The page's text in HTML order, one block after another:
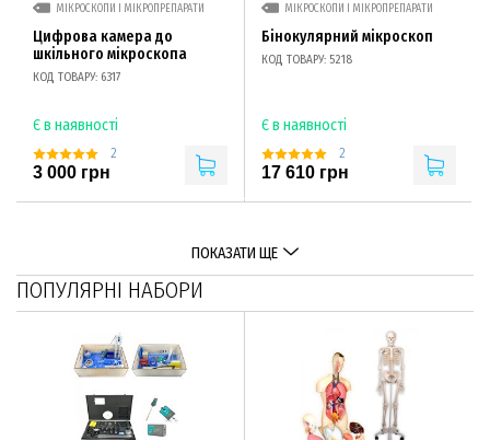
МІКРОСКОПИ І МІКРОПРЕПАРАТИ
Цифрова камера до
шкільного мікроскопа
КОД ТОВАРУ: 6317
Є в наявності
2
3 000 грн
МІКРОСКОПИ І МІКРОПРЕПАРАТИ
Бінокулярний мікроскоп
КОД ТОВАРУ: 5218
Є в наявності
2
17 610 грн
ПОКАЗАТИ ЩЕ
ПОПУЛЯРНІ НАБОРИ